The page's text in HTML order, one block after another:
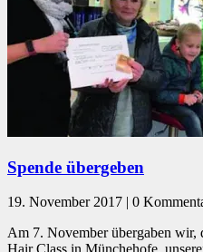
Spende übergeben
19. November 2017 | 0
Am 7. November übergaben wir,